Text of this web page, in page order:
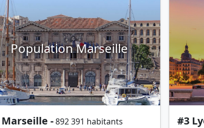
Population Marseille
-892 391 habitants
#3